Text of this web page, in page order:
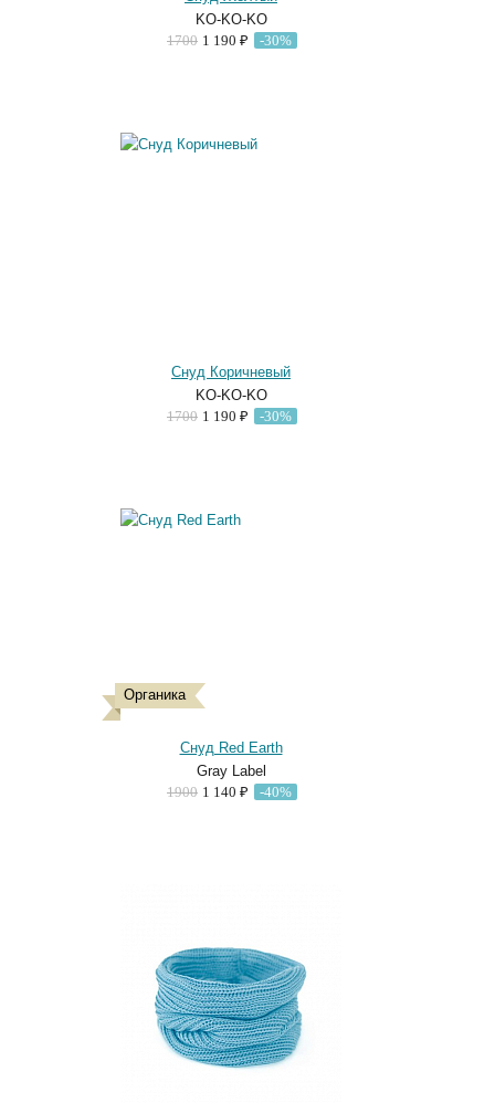
KO-KO-KO
1700 1 190 ₽ -30%
Снуд Коричневый
KO-KO-KO
1700 1 190 ₽ -30%
Органика
Снуд Red Earth
Gray Label
1900 1 140 ₽ -40%